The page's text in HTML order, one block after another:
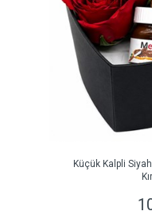
Küçük Kalpli